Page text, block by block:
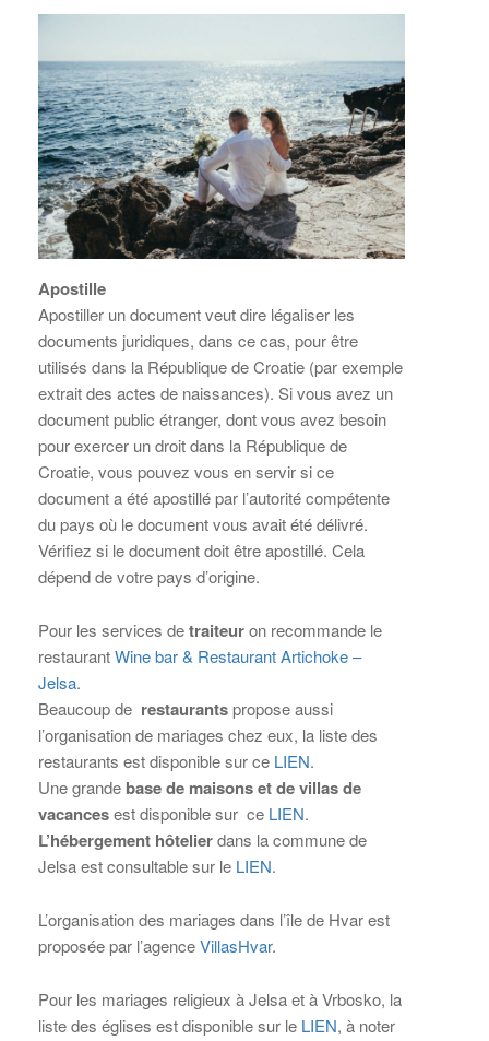
Apostille
Apostiller un document veut dire légaliser les
documents juridiques, dans ce cas, pour être
utilisés dans la République de Croatie (par exemple
extrait des actes de naissances). Si vous avez un
document public étranger, dont vous avez besoin
pour exercer un droit dans la République de
Croatie, vous pouvez vous en servir si ce
document a été apostillé par l’autorité compétente
du pays où le document vous avait été délivré.
Vérifiez si le document doit être apostillé. Cela
dépend de votre pays d’origine.
Pour les services detraiteuron recommande le
restaurantWine bar & Restaurant Artichoke –
Jelsa.
Beaucoup de restaurantspropose aussi
l’organisation de mariages chez eux, la liste des
restaurants est disponible sur ce LIEN.
Une grande base de maisons et de villas de
vacancesest disponible sur ce LIEN.
L’hébergement hôtelierdans la commune de
Jelsa est consultable sur le LIEN.
L’organisation des mariages dans l’île de Hvar est
proposée par l’agenceVillasHvar.
Pour les mariages religieux à Jelsa et à Vrbosko, la
liste des églises est disponible sur le LIEN, à noter